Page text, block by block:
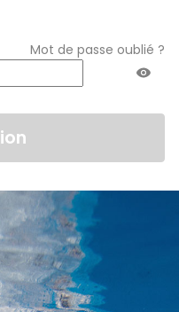
Mot de passe oublié ?